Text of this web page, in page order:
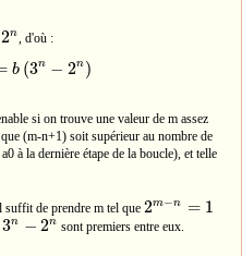
2n, d'où :
b (3n − 2n )
b (3 n−2n )
si on trouve une valeur de m assez
(m-n+1) soit supérieur au nombre de
à la dernière étape de la boucle), et telle
suffit de prendre m tel que2m−n = 1
2m− n= 1
3n − 2n
3n− 2n sont premiers entre eux.